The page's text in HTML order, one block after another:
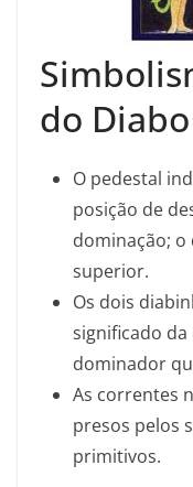
do Diabo
O pedestal
posição de
dominação; o
superior.
Os dois
significado
dominador
As correntes
presos pelos
primitivos.